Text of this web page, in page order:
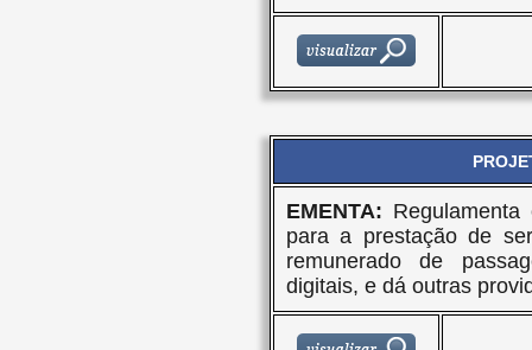
EMENTA:
para a prestação de
remunerado de
digitais, e dá outras